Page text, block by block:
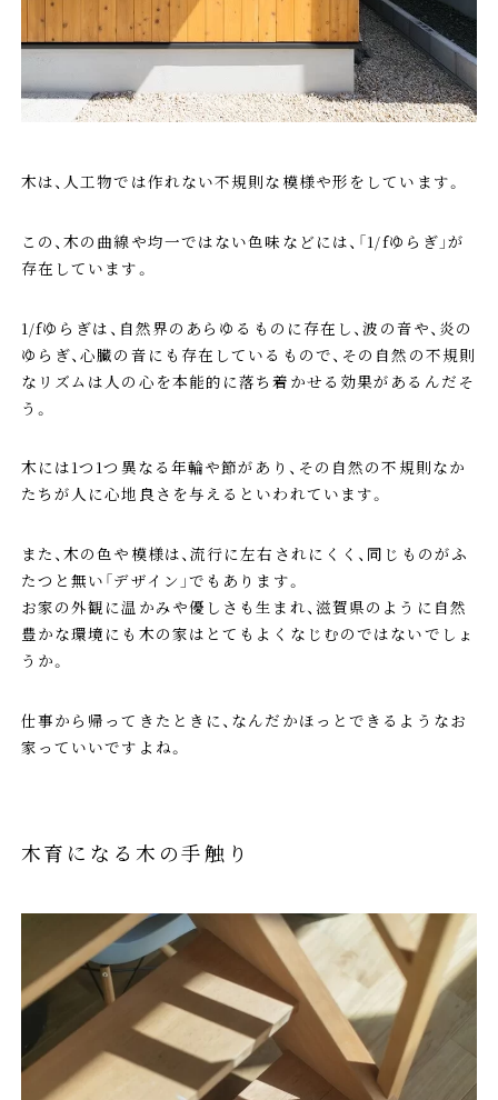
木は、人工物では作れない不規則な模様や形をしています。
この、木の曲線や均一ではない色味などには、「1/fゆらぎ」が
存在しています。
1/fゆらぎは、自然界のあらゆるものに存在し、波の音や、炎の
ゆらぎ、心臓の音にも存在しているもので、その自然の不規則
なリズムは人の心を本能的に落ち着かせる効果があるんだそ
う。
木には1つ1つ異なる年輪や節があり、その自然の不規則なか
たちが人に心地良さを与えるといわれています。
また、木の色や模様は、流行に左右されにくく、同じものがふ
たつと無い「デザイン」でもあります。
お家の外観に温かみや優しさも生まれ、滋賀県のように自然
豊かな環境にも木の家はとてもよくなじむのではないでしょ
うか。
仕事から帰ってきたときに、なんだかほっとできるようなお
家っていいですよね。
木育になる木の手触り